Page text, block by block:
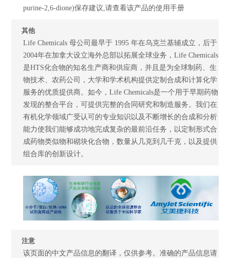
purine-2,6-dione)保存建议,请查看该产品的使用手册
其他
Life Chemicals 母公司最早于 1995 年在乌克兰基辅成立，后于
2004年在加拿大设立海外总部以拓展全球业务，Life Chemicals
是HTS化合物的知名生产商和供应商，并且是为全球制药、生
物技术、农药公司，大学和学术机构提供定制合成和计算化学
服务的优质提供商。如今，Life Chemicals是一个用于早期药物
发现的整合平台，可提供完整的合同研究和制造服务。我们在
有机化学领域广受认可的专业知识以及不断增长的合成和分析
能力使我们能够成功地完成复杂的最前沿任务，以定制形式合
成药物类似物和砌块化合物，数量从几克到几千克，以及提供
组合库的创新设计。
注意
该页面的中文产品信息的翻译，仅供参考。准确的产品信息请